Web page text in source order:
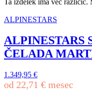
ALPINESTARS
ALPINESTARS
ČELADA
1.349,95 €
od 22,71 € mesec